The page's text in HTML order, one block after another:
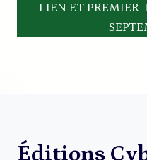
LIEN ET PREMIER
Éditions